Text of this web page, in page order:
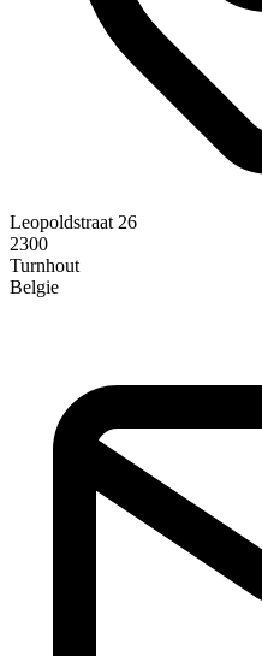
Leopoldstraat 26
2300
Turnhout
Belgie